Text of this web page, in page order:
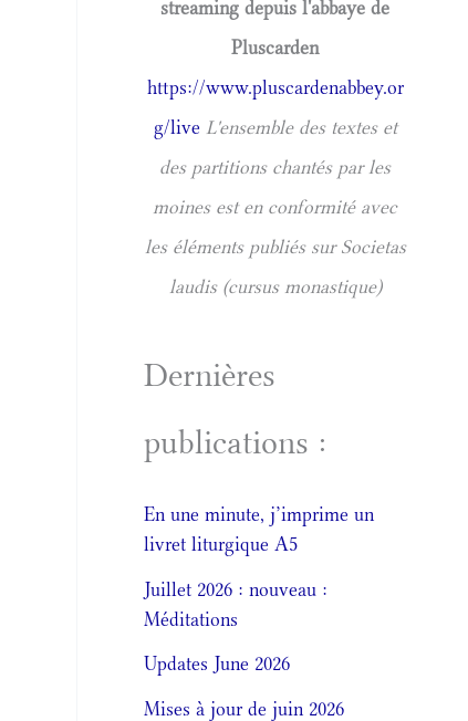
streaming depuis l'abbaye de
Pluscarden
https://www.pluscardenabbey.or
g/live L'ensemble des textes et
des partitions chantés par les
moines est en conformité avec
les éléments publiés sur Societas
laudis (cursus monastique)
Dernières
publications :
En une minute, j’imprime un
livret liturgique A5
Juillet 2026 : nouveau :
Méditations
Updates June 2026
Mises à jour de juin 2026